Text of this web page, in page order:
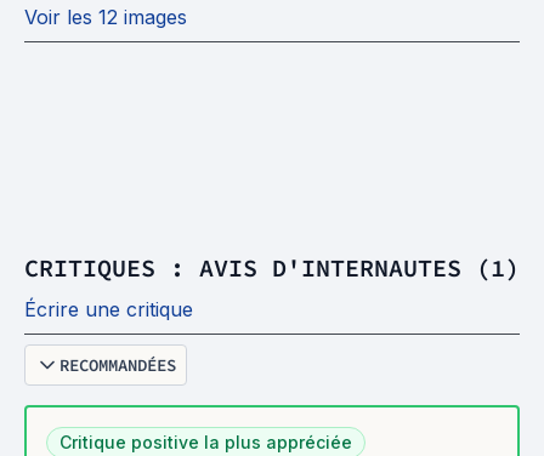
Voir les 12 images
CRITIQUES : AVIS D'INTERNAUTES (1)
Écrire une critique
RECOMMANDÉES
Critique positive la plus appréciée